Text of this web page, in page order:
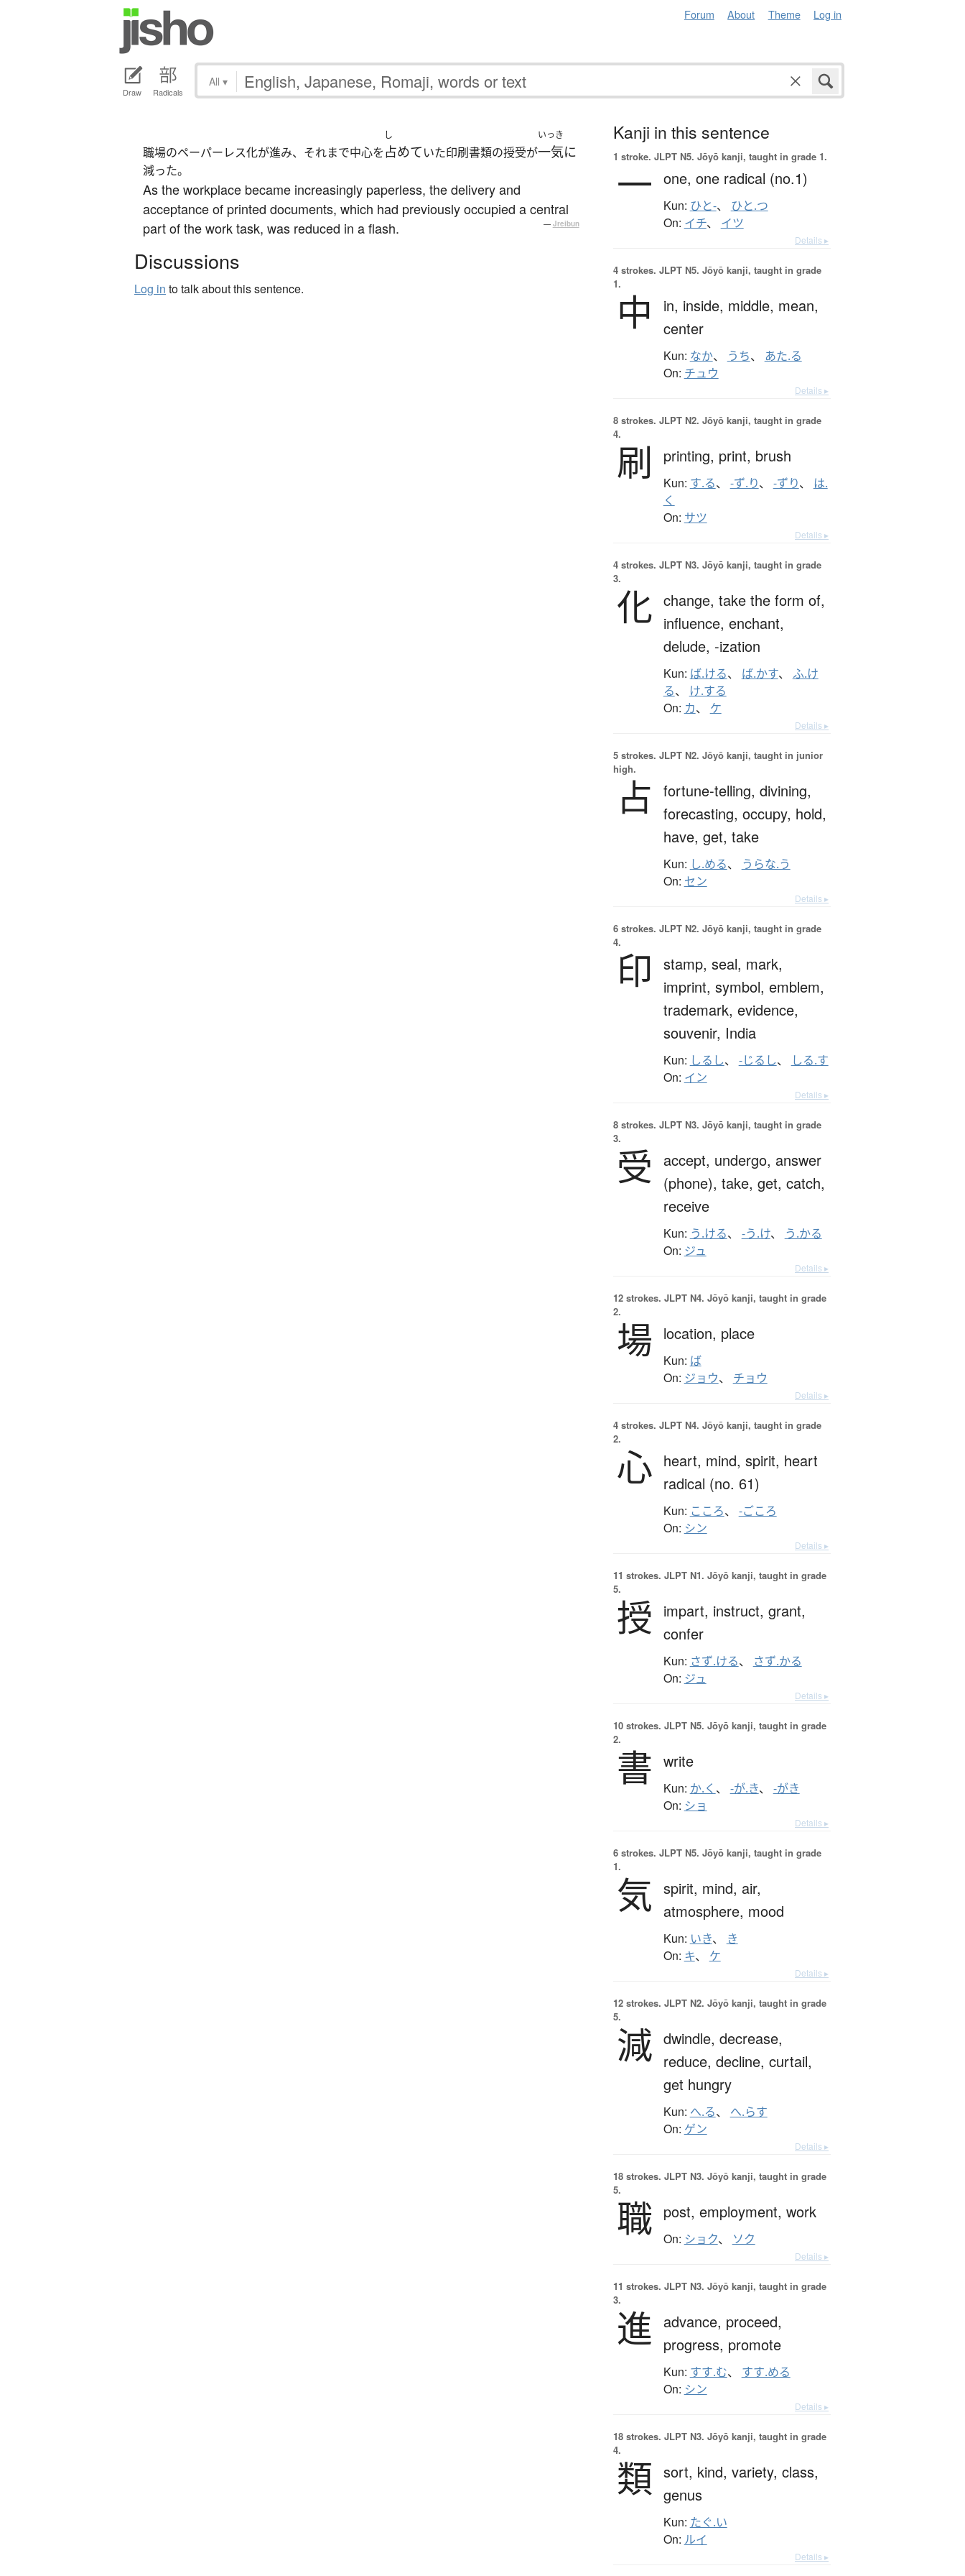
Forum About Theme Log in
Draw Radicals
All ▾
職場のペーパーレス化が進み、それまで中心を
し
占めていた印刷書類の授受が
いっき
一気に
減った。
As the workplace became increasingly paperless, the delivery and
acceptance of printed documents, which had previously occupied a central
part of the work task, was reduced in a flash.
— Jreibun
Discussions
Log in to talk about this sentence.
Kanji in this sentence
1 stroke. JLPT N5. Jōyō kanji, taught in grade 1.
一 one, one radical (no.1)
Kun: ひと-、 ひと.つ
On: イチ、 イツ
Details ▸
4 strokes. JLPT N5. Jōyō kanji, taught in grade
1.
中 in, inside, middle, mean,
center
Kun: なか、 うち、 あた.る
On: チュウ
Details ▸
8 strokes. JLPT N2. Jōyō kanji, taught in grade
4.
刷 printing, print, brush
Kun: す.る、 -ず.り、 -ずり、 は.
く
On: サツ
Details ▸
4 strokes. JLPT N3. Jōyō kanji, taught in grade
3.
化 change, take the form of,
influence, enchant,
delude, -ization
Kun: ば.ける、 ば.かす、 ふ.け
る、 け.する
On: カ、 ケ
Details ▸
5 strokes. JLPT N2. Jōyō kanji, taught in junior
high.
占 fortune-telling, divining,
forecasting, occupy, hold,
have, get, take
Kun: し.める、 うらな.う
On: セン
Details ▸
6 strokes. JLPT N2. Jōyō kanji, taught in grade
4.
印 stamp, seal, mark,
imprint, symbol, emblem,
trademark, evidence,
souvenir, India
Kun: しるし、 -じるし、 しる.す
On: イン
Details ▸
8 strokes. JLPT N3. Jōyō kanji, taught in grade
3.
受 accept, undergo, answer
(phone), take, get, catch,
receive
Kun: う.ける、 -う.け、 う.かる
On: ジュ
Details ▸
12 strokes. JLPT N4. Jōyō kanji, taught in grade
2.
場 location, place
Kun: ば
On: ジョウ、 チョウ
Details ▸
4 strokes. JLPT N4. Jōyō kanji, taught in grade
2.
心 heart, mind, spirit, heart
radical (no. 61)
Kun: こころ、 -ごころ
On: シン
Details ▸
11 strokes. JLPT N1. Jōyō kanji, taught in grade
5.
授 impart, instruct, grant,
confer
Kun: さず.ける、 さず.かる
On: ジュ
Details ▸
10 strokes. JLPT N5. Jōyō kanji, taught in grade
2.
書 write
Kun: か.く 、 -が.き、 -がき
On: ショ
Details ▸
6 strokes. JLPT N5. Jōyō kanji, taught in grade
1.
気 spirit, mind, air,
atmosphere, mood
Kun: いき、 き
On: キ、 ケ
Details ▸
12 strokes. JLPT N2. Jōyō kanji, taught in grade
5.
減 dwindle, decrease,
reduce, decline, curtail,
get hungry
Kun: へ.る、 へ.らす
On: ゲン
Details ▸
18 strokes. JLPT N3. Jōyō kanji, taught in grade
5.
職 post, employment, work
On: ショク、 ソク
Details ▸
11 strokes. JLPT N3. Jōyō kanji, taught in grade
3.
進 advance, proceed,
progress, promote
Kun: すす.む、 すす.める
On: シン
Details ▸
18 strokes. JLPT N3. Jōyō kanji, taught in grade
4.
類 sort, kind, variety, class,
genus
Kun: たぐ.い
On: ルイ
Details ▸